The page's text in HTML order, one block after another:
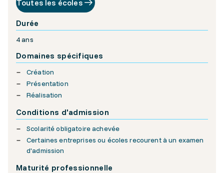
Toutes les écoles
Durée
4 ans
Domaines spécifiques
Création
Présentation
Réalisation
Conditions d'admission
Scolarité obligatoire achevée
Certaines entreprises ou écoles recourent à un examen
d'admission
Maturité professionnelle